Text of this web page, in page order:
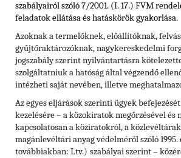
szabályairól szóló 7/2001. (I. 17.) FVM
feladatok ellátása és hatáskörök gyakorlása.
Azoknak a termelőknek, előállítóknak,
gyűjtőraktározóknak, nagykereskedelmi
jogszabály szerint nyilvántartásra
szolgáltatniuk a hatóság által végzendő
intézheti saját nevében, illetve
Az egyes eljárások szerinti ügyek
kezelésére – a közokiratok megőrzésével és
kapcsolatosan a köziratokról, a
magánlevéltári anyag védelméről szóló
továbbiakban: Ltv.) szabályai szerint –